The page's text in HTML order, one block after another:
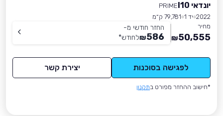
יונדאי I10
PRIME
2022 יד 1
79,781 ק״מ
מחיר
50,555
₪
החזר חודשי מ-
586
₪לחודש*
לפגישה בסוכנות יצירת קשר
*חישוב ההחזר מפורט בתקנון